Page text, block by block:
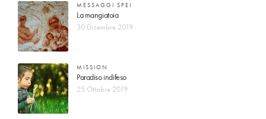
MESSAGGI SPEI
La mangiatoia
30 Dicembre 2019
MISSION
Paradiso indifeso
25 Ottobre 2019